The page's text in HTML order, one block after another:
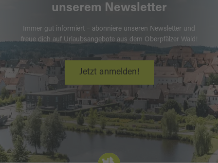
unserem Newsletter
Immer gut informiert – abonniere unseren Newsletter und
freue dich auf Urlaubsangebote aus dem Oberpfälzer Wald!
Jetzt anmelden!